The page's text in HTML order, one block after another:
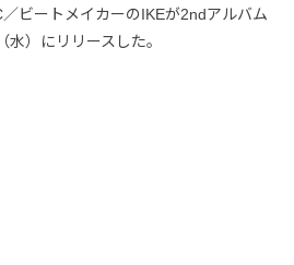
ビートメイカーのIKEが2ndアルバム
水）にリリースした。